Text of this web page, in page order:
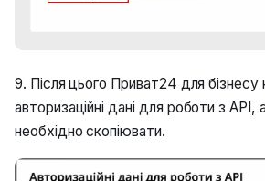
9. Після цього Приват24 для бізнесу
авторизаційні дані для роботи з
необхідно скопіювати.